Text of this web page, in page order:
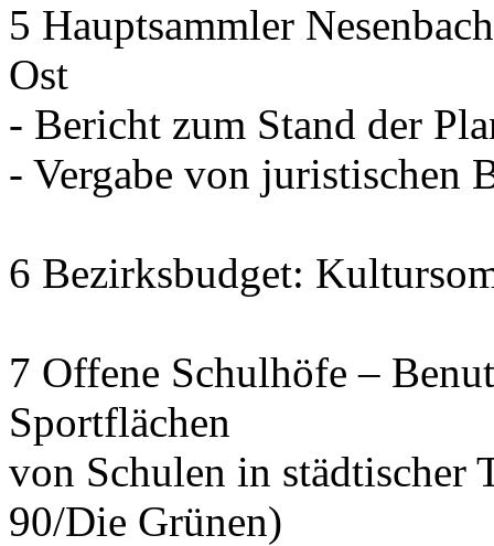
5 Hauptsammler
Ost
- Bericht zum Stand der
- Vergabe von juristischen
6 Bezirksbudget:
7 Offene Schulhöfe –
Sportflächen
von Schulen in städtischer
90/Die Grünen)